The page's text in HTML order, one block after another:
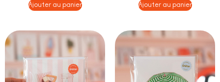
Ajouter au panier Ajouter au panier